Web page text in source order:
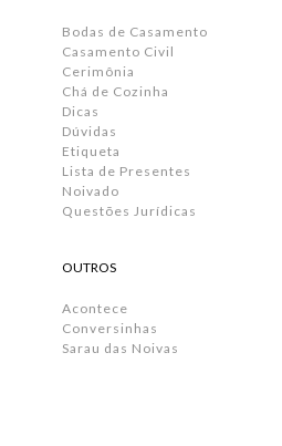
Bodas de Casamento
Casamento Civil
Cerimônia
Chá de Cozinha
Dicas
Dúvidas
Etiqueta
Lista de Presentes
Noivado
Questões Jurídicas
OUTROS
Acontece
Conversinhas
Sarau das Noivas